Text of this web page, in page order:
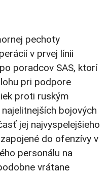
pechoty
v prvej línii
poradcov SAS, ktorí
pri podpore
proti ruským
bojových
jej najvyspelejšieho
do ofenzívy v
personálu na
vrátane